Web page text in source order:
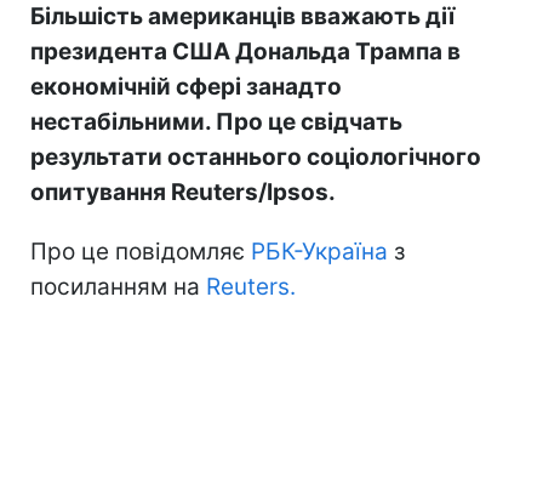
Більшість американців вважають дії
президента США Дональда Трампа в
економічній сфері занадто
нестабільними. Про це свідчать
результати останнього соціологічного
опитування Reuters/Ipsos.
Про це повідомляє РБК-Україна з
посиланням на Reuters.